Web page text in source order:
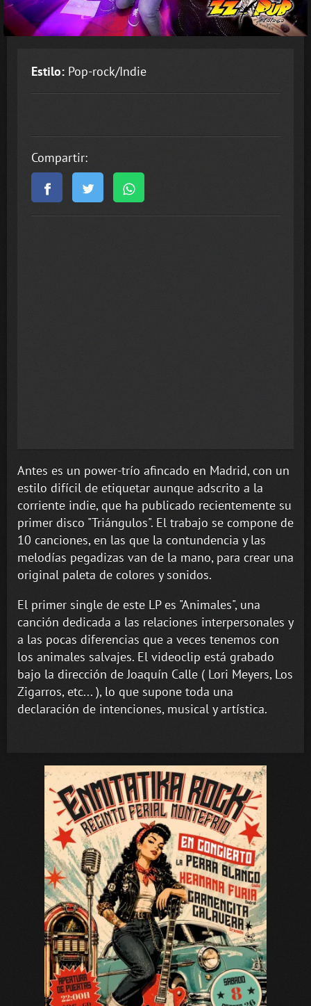
Estilo: Pop-rock/Indie
Compartir:
Antes es un power-trío afincado en Madrid, con un
estilo difícil de etiquetar aunque adscrito a la
corriente indie, que ha publicado recientemente su
primer disco "Triángulos". El trabajo se compone de
10 canciones, en las que la contundencia y las
melodías pegadizas van de la mano, para crear una
original paleta de colores y sonidos.
El primer single de este LP es "Animales", una
canción dedicada a las relaciones interpersonales y
a las pocas diferencias que a veces tenemos con
los animales salvajes. El videoclip está grabado
bajo la dirección de Joaquín Calle ( Lori Meyers, Los
Zigarros, etc... ), lo que supone toda una
declaración de intenciones, musical y artística.